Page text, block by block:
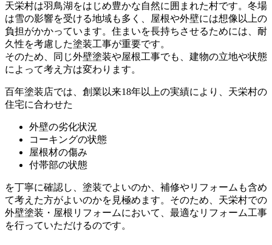
天栄村は羽鳥湖をはじめ豊かな自然に囲まれた村です。冬場
は雪の影響を受ける地域も多く、屋根や外壁には想像以上の
負担がかかっています。住まいを長持ちさせるためには、耐
久性を考慮した塗装工事が重要です。
そのため、同じ外壁塗装や屋根工事でも、建物の立地や状態
によって考え方は変わります。
百年塗装店では、創業以来18年以上の実績により、天栄村の
住宅に合わせた
外壁の劣化状況
コーキングの状態
屋根材の傷み
付帯部の状態
を丁寧に確認し、塗装でよいのか、補修やリフォームも含め
て考えた方がよいのかを見極めます。そのため、天栄村での
外壁塗装・屋根リフォームにおいて、最適なリフォーム工事
を行っていただけるのです。